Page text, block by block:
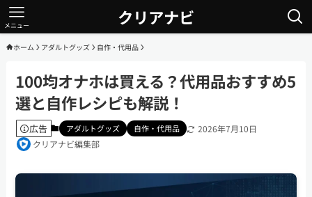
クリアナビ
メニュー
ホーム アダルトグッズ 自作・代用品
100均オナホは買える？代用品おすすめ5
選と自作レシピも解説！
広告 アダルトグッズ 自作・代用品
2026年7月10日
クリアナビ編集部